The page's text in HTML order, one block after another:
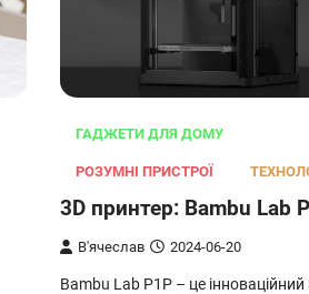
ГАДЖЕТИ ДЛЯ ДОМУ
РОЗУМНІ ПРИСТРОЇ
3D принтер: Bambu Lab
В'ячеслав 2024-06-20
Bambu Lab P1P – це інноваційний